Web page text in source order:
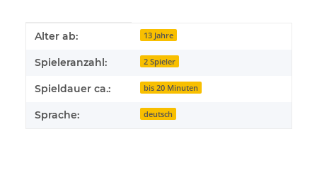
Produkteigenschaft
Wert
Alter ab: 13 Jahre
Spieleranzahl: 2 Spieler
Spieldauer ca.: bis 20 Minuten
Sprache: deutsch